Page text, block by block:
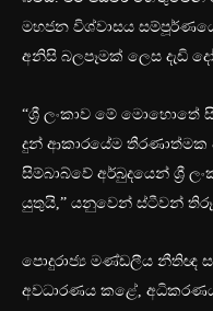
මහජන විශ්වාසය
අනිසි බලපෑමක් ලෙස දැඩි
“ශ්‍රී ලංකාව මේ මොහොතේ
දුන් ආකාරයේම තීරණාත්මක
සිම්බාබ්වේ අර්බුදයෙන් ශ්‍රී
යුතුයි,” යනුවෙන් ස්ටීවන්
පොදුරාජ්‍ය මණ්ඩලීය නීතිඥ
අවධාරණය කළේ,